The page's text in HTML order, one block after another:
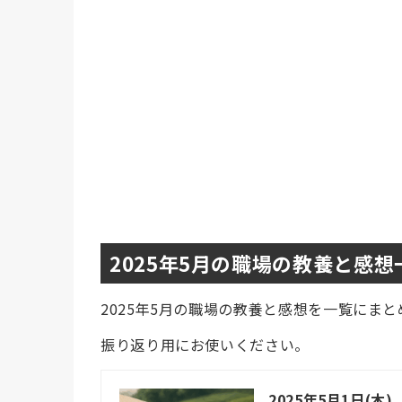
2025年5月の職場の教養と感想
2025年5月の職場の教養と感想を一覧にまと
振り返り用にお使いください。